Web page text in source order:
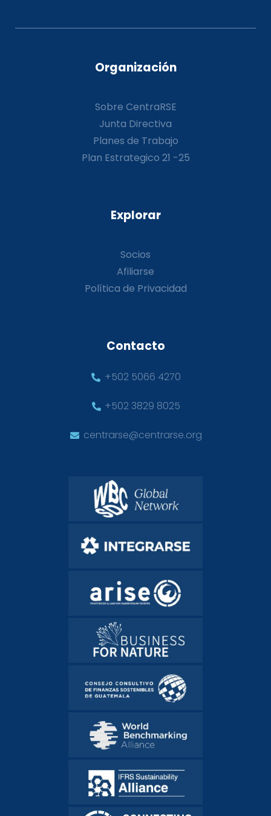
Organización
Sobre CentraRSE
Junta Directiva
Planes de Trabajo
Plan Estrategico 21 -25
Explorar
Socios
Afiliarse
Política de Privacidad
Contacto
+502 5066 4270
+502 3829 8025
centrarse@centrarse.org